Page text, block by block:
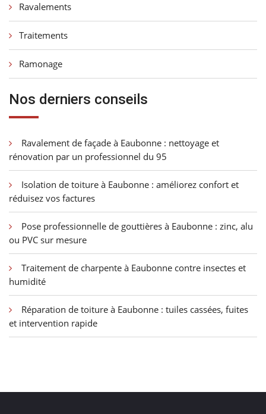
Ravalements
Traitements
Ramonage
Nos derniers conseils
Ravalement de façade à Eaubonne : nettoyage et
rénovation par un professionnel du 95
Isolation de toiture à Eaubonne : améliorez confort et
réduisez vos factures
Pose professionnelle de gouttières à Eaubonne : zinc, alu
ou PVC sur mesure
Traitement de charpente à Eaubonne contre insectes et
humidité
Réparation de toiture à Eaubonne : tuiles cassées, fuites
et intervention rapide